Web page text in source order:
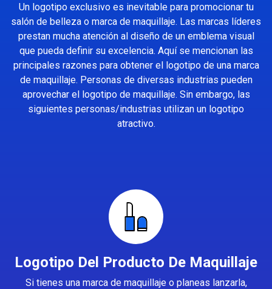
Un logotipo exclusivo es inevitable para promocionar tu
salón de belleza o marca de maquillaje. Las marcas líderes
prestan mucha atención al diseño de un emblema visual
que pueda definir su excelencia. Aquí se mencionan las
principales razones para obtener el logotipo de una marca
de maquillaje. Personas de diversas industrias pueden
aprovechar el logotipo de maquillaje. Sin embargo, las
siguientes personas/industrias utilizan un logotipo
atractivo.
Logotipo Del Producto De Maquillaje
Si tienes una marca de maquillaje o planeas lanzarla,